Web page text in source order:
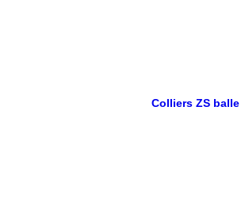
Colliers ZS balle